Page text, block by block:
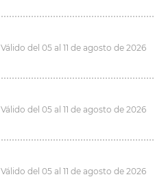
Válido del 05 al 11 de agosto de 2026
Válido del 05 al 11 de agosto de 2026
Válido del 05 al 11 de agosto de 2026